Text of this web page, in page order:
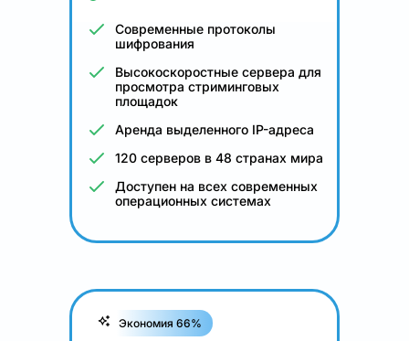
Современные протоколы
шифрования
Высокоскоростные сервера для
просмотра стриминговых
площадок
Аренда выделенного IP-адреса
120 серверов в 48 странах мира
Доступен на всех современных
операционных системах
Экономия 66%